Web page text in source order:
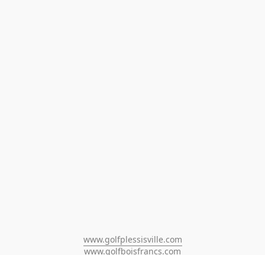
www.golfplessisville.com
www.golfboisfrancs.com